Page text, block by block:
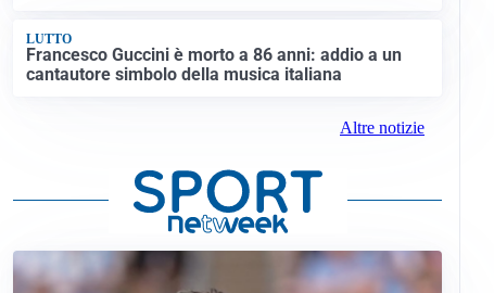
LUTTO
Francesco Guccini è morto a 86 anni: addio a un
cantautore simbolo della musica italiana
Altre notizie